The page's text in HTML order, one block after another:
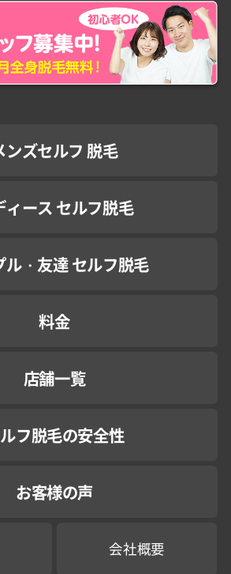
ンズセルフ 脱毛
ィース セルフ脱毛
ル・友達 セルフ脱毛
料金
店舗一覧
フ脱毛の安全性
お客様の声
会社概要